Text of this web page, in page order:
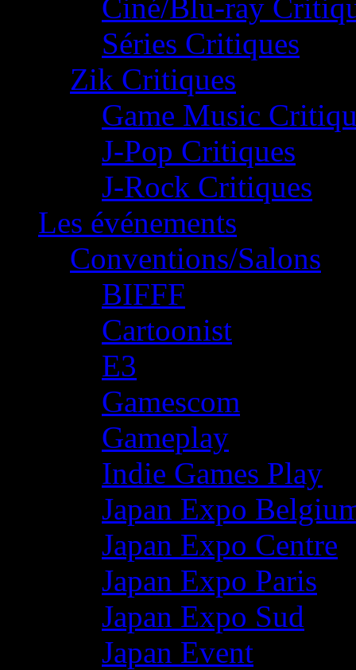
Ciné/Blu-ray
Séries Critiques
Zik Critiques
Game Music
J-Pop Critiques
J-Rock Critiques
Les événements
Conventions/Salons
BIFFF
Cartoonist
E3
Gamescom
Gameplay
Indie Games Play
Japan Expo
Japan Expo Centre
Japan Expo Paris
Japan Expo Sud
Japan Event